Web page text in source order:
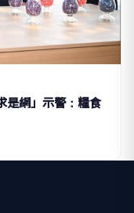
網」示警：糧食